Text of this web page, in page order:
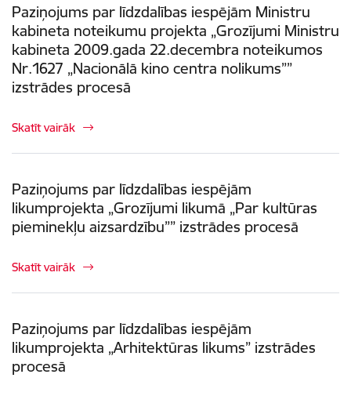
Paziņojums par līdzdalības iespējām Ministru
kabineta noteikumu projekta „Grozījumi Ministru
kabineta 2009.gada 22.decembra noteikumos
Nr.1627 „Nacionālā kino centra nolikums””
izstrādes procesā
Skatīt vairāk
Paziņojums par līdzdalības iespējām
likumprojekta „Grozījumi likumā „Par kultūras
pieminekļu aizsardzību”” izstrādes procesā
Skatīt vairāk
Paziņojums par līdzdalības iespējām
likumprojekta „Arhitektūras likums” izstrādes
procesā